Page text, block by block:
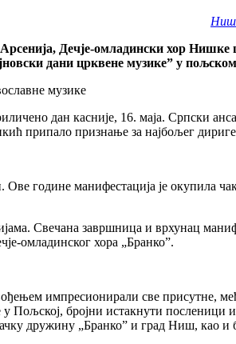
Ниш
Дечје-омладински хор Нишке
дани црквене музике” у
дан касније, 16. маја. Српски
припало признање за најбољег
године манифестација је окупила
Свечана завршница и врхунац
омладинског хора „Бранко”.
импресионирали све присутне,
бројни истакнути посленици
дружину „Бранко” и град Ниш, као и